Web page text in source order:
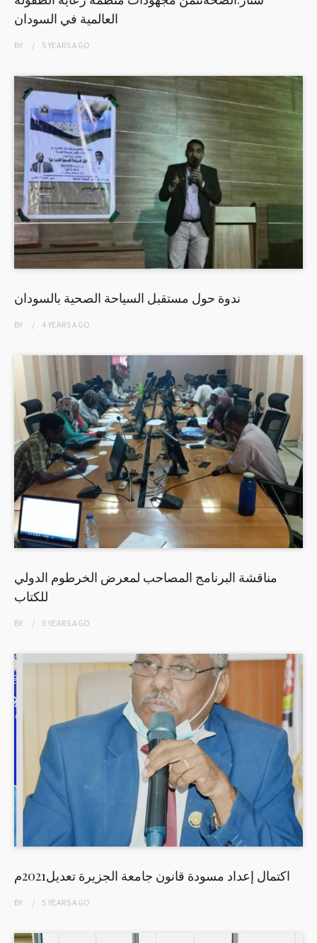
العالمية في السودان
BY 5 YEARSAGO
ندوة حول مستقبل السياحة الصحية بالسودان
BY 4 YEARSAGO
مناقشة البرنامج المصاحب لمعرض الخرطوم الدولي
للكتاب
BY 5 YEARSAGO
اكتمال إعداد مسودة قانون جامعة الجزيرة تعديل2021م
BY 5 YEARSAGO